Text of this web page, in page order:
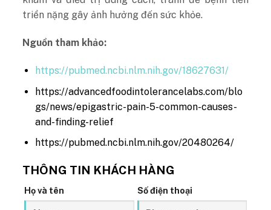
triển nặng gây ảnh hưởng đến sức khỏe.
Nguồn tham khảo:
https://pubmed.ncbi.nlm.nih.gov/18627631/
https://advancedfoodintolerancelabs.com/blo
gs/news/epigastric-pain-5-common-causes-
and-finding-relief
https://pubmed.ncbi.nlm.nih.gov/20480264/
THÔNG TIN KHÁCH HÀNG
Họ và tên Số điện thoại